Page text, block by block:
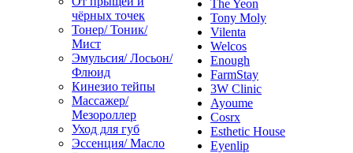
чёрных точек
Тонер/ Тоник/
Мист
Эмульсия/ Лосьон/
Флюид
Кинезио тейпы
Массажер/
Мезороллер
Уход для губ
Эссенция/ Масло
The Yeon
Tony Moly
Vilenta
Welcos
Enough
FarmStay
3W Clinic
Ayoume
Cosrx
Esthetic House
Eyenlip